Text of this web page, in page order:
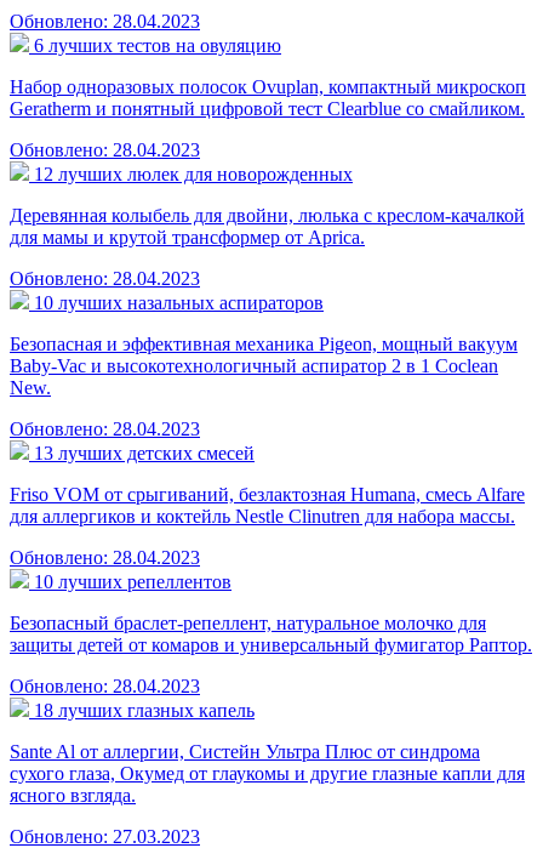
Обновлено: 28.04.2023
6 лучших тестов на овуляцию
Набор одноразовых полосок Ovuplan, компактный микроскоп
Geratherm и понятный цифровой тест Clearblue со смайликом.
Обновлено: 28.04.2023
12 лучших люлек для новорожденных
Деревянная колыбель для двойни, люлька с креслом-качалкой
для мамы и крутой трансформер от Aprica.
Обновлено: 28.04.2023
10 лучших назальных аспираторов
Безопасная и эффективная механика Pigeon, мощный вакуум
Baby-Vac и высокотехнологичный аспиратор 2 в 1 Coclean
New.
Обновлено: 28.04.2023
13 лучших детских смесей
Friso VOM от срыгиваний, безлактозная Humana, смесь Alfare
для аллергиков и коктейль Nestle Clinutren для набора массы.
Обновлено: 28.04.2023
10 лучших репеллентов
Безопасный браслет-репеллент, натуральное молочко для
защиты детей от комаров и универсальный фумигатор Раптор.
Обновлено: 28.04.2023
18 лучших глазных капель
Sante Al от аллергии, Систейн Ультра Плюс от синдрома
сухого глаза, Окумед от глаукомы и другие глазные капли для
ясного взгляда.
Обновлено: 27.03.2023